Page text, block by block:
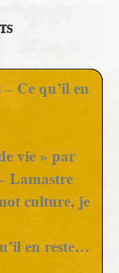
Ce qu’il en
vie » par
Lamastre
culture, je
en reste…